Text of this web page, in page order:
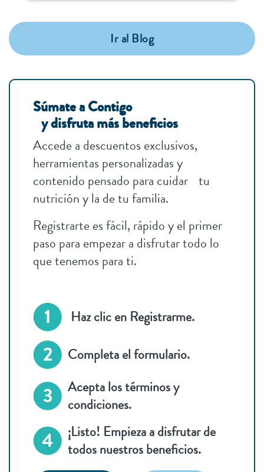
Ir al Blog
Súmate a Contigo
y disfruta más beneficios
Accede a descuentos exclusivos,
herramientas personalizadas y
contenido pensado para cuidar tu
nutrición y la de tu familia.
Registrarte es fácil, rápido y el primer
paso para empezar a disfrutar todo lo
que tenemos para ti.
Haz clic en Registrarme.
Completa el formulario.
Acepta los términos y
condiciones.
¡Listo! Empieza a disfrutar de
todos nuestros beneficios.